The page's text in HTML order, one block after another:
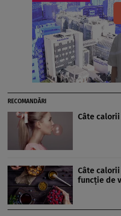
RECOMANDĂRI
Câte
Câte
funcţie de